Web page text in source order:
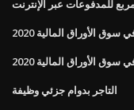
للمدفوعات عبر الإنترنت
الأوراق المالية 2020
الأوراق المالية 2020
التاجر بدوام جزئي وظيفة